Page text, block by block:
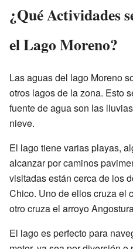
¿Qué Actividades
el Lago Moreno?
Las aguas del lago Moreno
otros lagos de la zona. Esto
fuente de agua son las
nieve.
El lago tiene varias playas,
alcanzar por caminos
visitadas están cerca de los
Chico. Uno de ellos cruza el
otro cruza el arroyo
El lago es perfecto para